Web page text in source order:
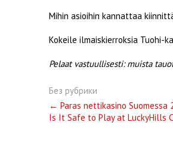
Mihin asioihin kannattaa
Kokeile ilmaiskierroksia Tuohi-
Pelaat vastuullisesti: muista
Без рубрики
Post
← Paras nettikasino
Is It Safe to Play at LuckyHills